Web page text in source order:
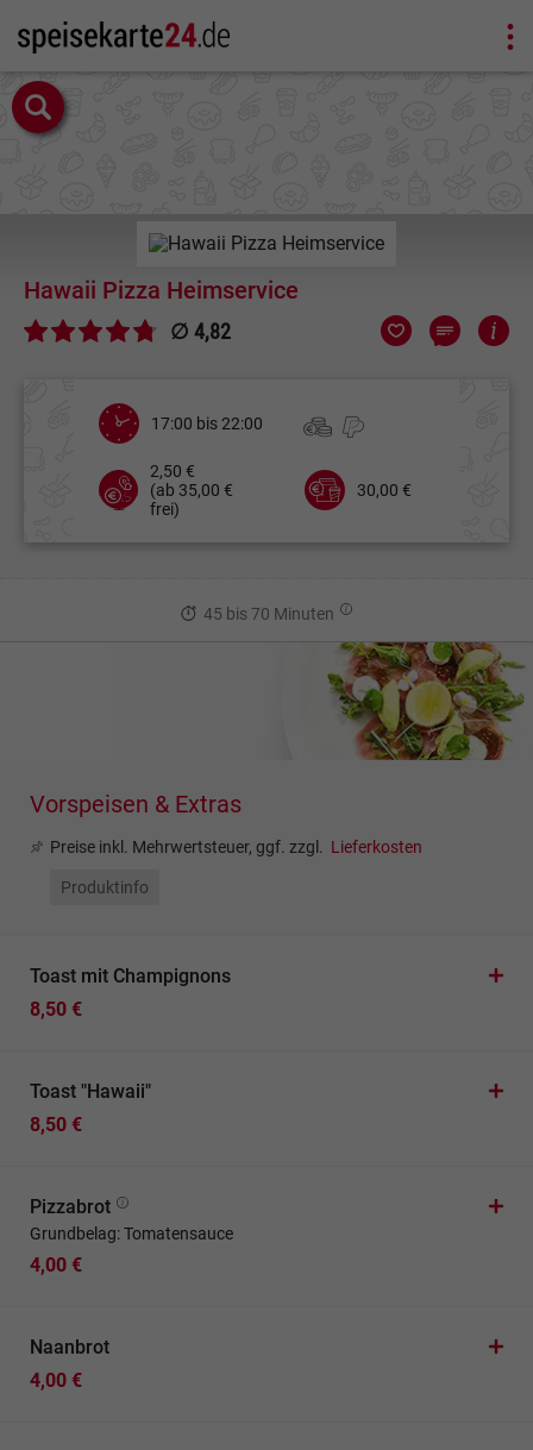
Hawaii Pizza Heimservice
∅ 4,82
17:00 bis 22:00
2,50 €
(ab 35,00 €
frei)
30,00 €
45 bis 70 Minuten
Vorspeisen & Extras
Preise inkl. Mehrwertsteuer, ggf. zzgl. Lieferkosten
Produktinfo
Toast mit Champignons
8,50 €
Toast "Hawaii"
8,50 €
Pizzabrot
Grundbelag: Tomatensauce
4,00 €
Naanbrot
4,00 €